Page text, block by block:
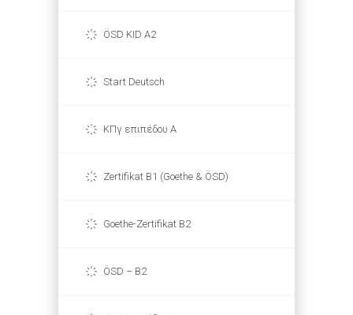
ÖSD KID A2
Start Deutsch
ΚΠγ επιπέδου Α
Zertifikat B1 (Goethe & ÖSD)
Goethe-Zertifikat B2
ÖSD – B2